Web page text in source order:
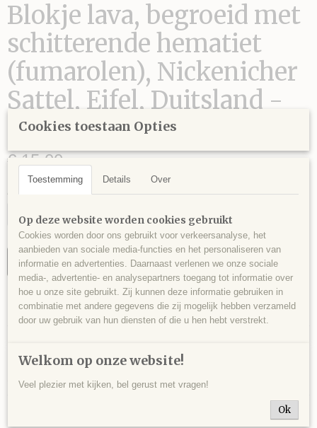
Blokje lava, begroeid met
schitterende hematiet
(fumarolen), Nickenicher
Sattel, Eifel, Duitsland -
62 gram - 5,5 x 5 x 3 cm.
€ 15,00
Aantal
IN WINKELWAGEN
Specificaties
EAN code
101
Blokje lava, begroeid met schitterende hematiet (fumarolen), Nickenicher
Sattel, Eifel, Duitsland - 62 gram - 5,5 x 5 x 3 cm.
Cookies toestaan Opties
Toestemming Details Over
Op deze website worden cookies gebruikt
Cookies worden door ons gebruikt voor verkeersanalyse, het
aanbieden van sociale media-functies en het personaliseren van
informatie en advertenties. Daarnaast verlenen we onze sociale
media-, advertentie- en analysepartners toegang tot informatie over
hoe u onze site gebruikt. Zij kunnen deze informatie gebruiken in
combinatie met andere gegevens die zij mogelijk hebben verzameld
door uw gebruik van hun diensten of die u hen hebt verstrekt.
Welkom op onze website!
Veel plezier met kijken, bel gerust met vragen!
Ok